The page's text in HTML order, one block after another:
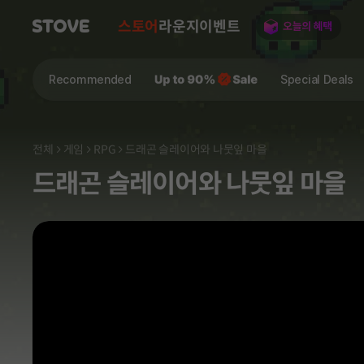
스토어 라운지 이벤트
Recommended Special Deals
전체 게임 RPG 드래곤 슬레이어와 나뭇잎 마을
드래곤 슬레이어와 나뭇잎 마을